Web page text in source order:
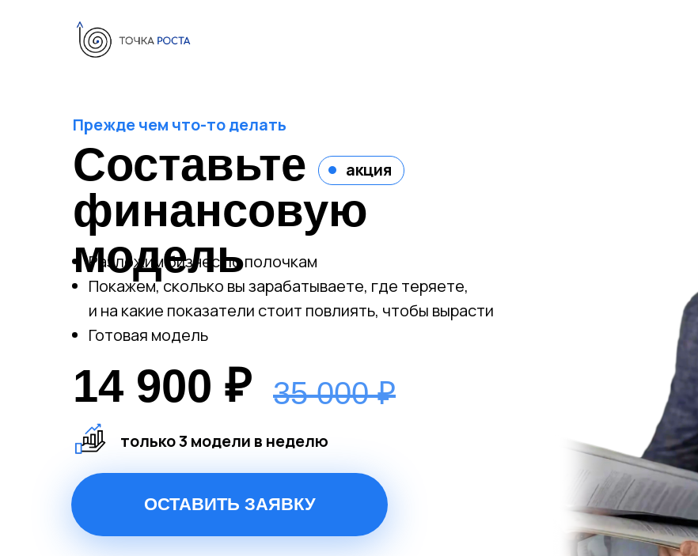
35 000 ₽
14 900 ₽
ОСТАВИТЬ ЗАЯВКУ
Составьте
финансовую
модель
только 3 модели в неделю
Разложим бизнес по полочкам
Покажем, сколько вы зарабатываете, где теряете,
и на какие показатели стоит повлиять, чтобы вырасти
Готовая модель
Прежде чем что-то делать
акция